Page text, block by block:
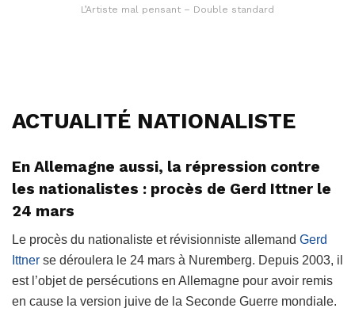
L’Artiste mal pensant – Double standard
ACTUALITÉ NATIONALISTE
En Allemagne aussi, la répression contre
les nationalistes : procès de Gerd Ittner le
24 mars
Le procès du nationaliste et révisionniste allemand Gerd
Ittner se déroulera le 24 mars à Nuremberg. Depuis 2003, il
est l’objet de persécutions en Allemagne pour avoir remis
en cause la version juive de la Seconde Guerre mondiale.